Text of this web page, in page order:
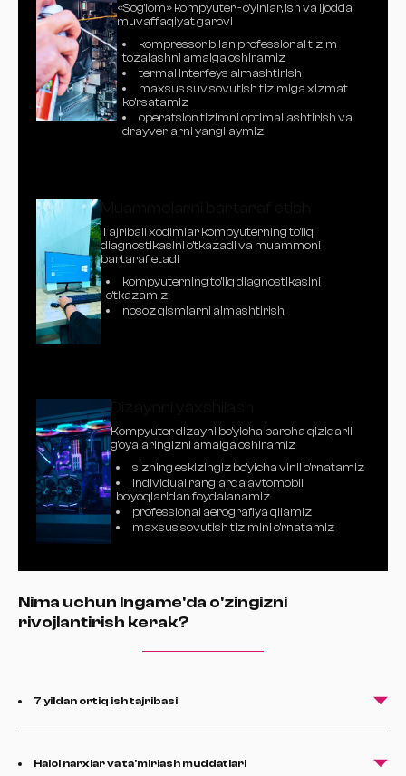
«Sog'lom» kompyuter - o'yinlar, ish va ijodda
muvaffaqiyat garovi
kompressor bilan professional tizim
tozalashni amalga oshiramiz
termal interfeys almashtirish
maxsus suv sovutish tizimiga xizmat
ko'rsatamiz
operatsion tizimni optimallashtirish va
drayverlarni yangilaymiz
Tajribali xodimlar kompyuterning to'liq
diagnostikasini o'tkazadi va muammoni
bartaraf etadi
kompyuterning to'liq diagnostikasini
o'tkazamiz
nosoz qismlarni almashtirish
Kompyuter dizayni bo'yicha barcha qiziqarli
g'oyalaringizni amalga oshiramiz
sizning eskizingiz bo'yicha vinil o'rnatamiz
individual ranglarda avtomobil
bo'yoqlaridan foydalanamiz
professional aerografiya qilamiz
maxsus sovutish tizimini o'rnatamiz
Nima uchun Ingame'da o'zingizni
rivojlantirish kerak?
7 yildan ortiq ish tajribasi
Halol narxlar va ta'mirlash muddatlari